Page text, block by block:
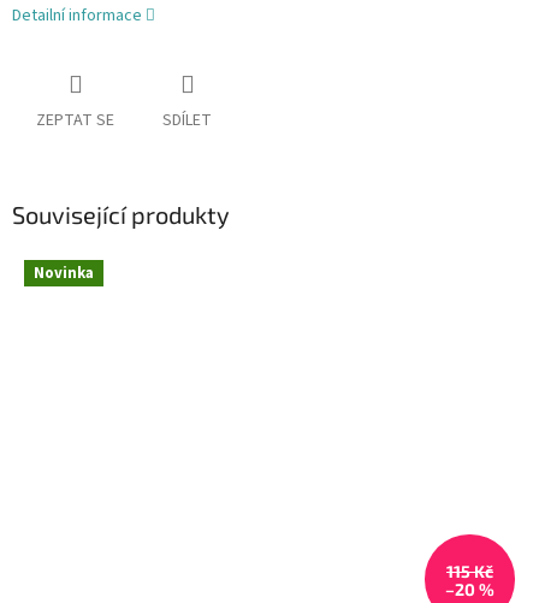
Detailní informace
ZEPTAT SE SDÍLET
Související produkty
Novinka
115 Kč
–20 %